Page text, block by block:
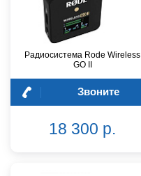
Радиосистема Rode Wireless
GO II
Звоните
18 300 р.